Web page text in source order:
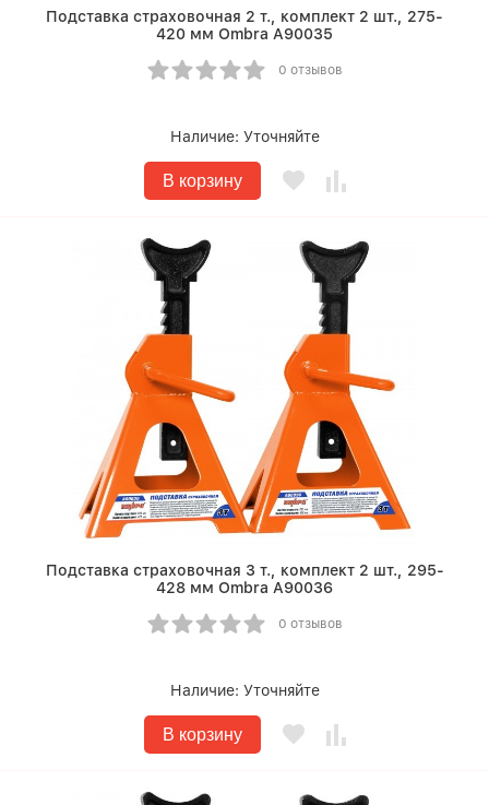
Подставка страховочная 2 т., комплект 2 шт., 275-
420 мм Ombra A90035
0 отзывов
Наличие: Уточняйте
В корзину
Подставка страховочная 3 т., комплект 2 шт., 295-
428 мм Ombra A90036
0 отзывов
Наличие: Уточняйте
В корзину